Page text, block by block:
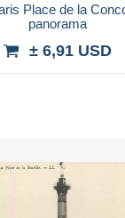
Place de la
panorama
± 6,91 USD